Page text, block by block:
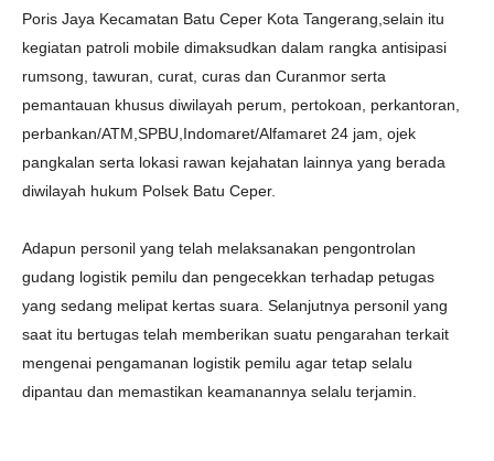
Poris Jaya Kecamatan Batu Ceper Kota Tangerang,selain itu
kegiatan patroli mobile dimaksudkan dalam rangka antisipasi
rumsong, tawuran, curat, curas dan Curanmor serta
pemantauan khusus diwilayah perum, pertokoan, perkantoran,
perbankan/ATM,SPBU,Indomaret/Alfamaret 24 jam, ojek
pangkalan serta lokasi rawan kejahatan lainnya yang berada
diwilayah hukum Polsek Batu Ceper.
Adapun personil yang telah melaksanakan pengontrolan
gudang logistik pemilu dan pengecekkan terhadap petugas
yang sedang melipat kertas suara. Selanjutnya personil yang
saat itu bertugas telah memberikan suatu pengarahan terkait
mengenai pengamanan logistik pemilu agar tetap selalu
dipantau dan memastikan keamanannya selalu terjamin.